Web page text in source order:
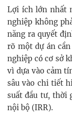
Lợi ích lớn nhất
nghiệp không
năng ra quyết
rõ một dự án
nghiệp có cơ sở
vì dựa vào cảm
sâu vào chi tiết
suất đầu tư, thời
nội bộ (IRR).